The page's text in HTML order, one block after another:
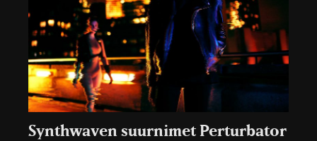
Synthwaven suurnimet Perturbator